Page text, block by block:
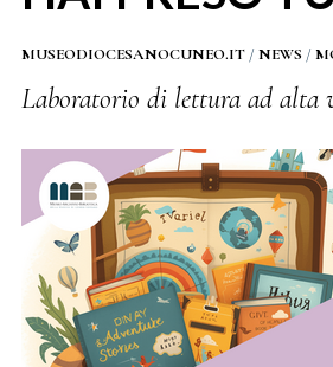
MUSEODIOCESANOCUNEO.IT/NEWS /
Laboratorio di lettura ad alta